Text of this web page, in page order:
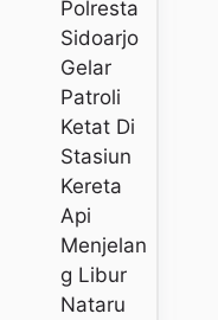
Polresta
Sidoarjo
Gelar
Patroli
Ketat Di
Stasiun
Kereta
Api
Menjelan
G Libur
Nataru